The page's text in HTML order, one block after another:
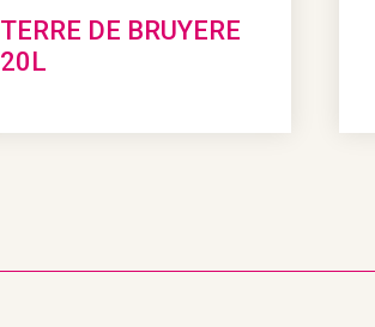
TERRE DE BRUYERE
20L